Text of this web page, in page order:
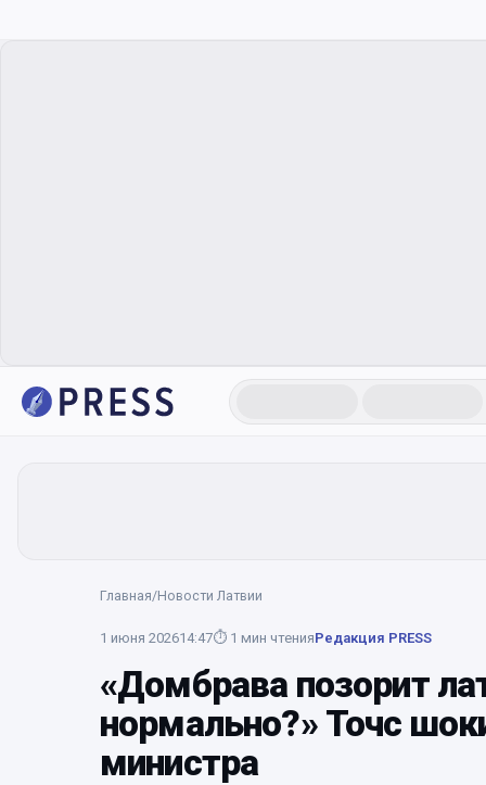
Главная/Новости Латвии
1 июня 202614:47⏱ 1 мин чтенияРедакция PRESS
«Домбрава позорит
нормально?» Точс
министра